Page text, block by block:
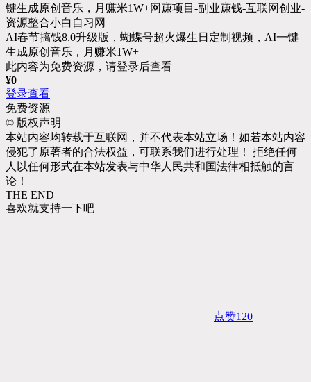
AI春节搞钱8.0升级版，蝴蝶号超火爆生日定制视频，AI一键
生成原创音乐，月赚米1W+
此内容为免费资源，请登录后查看
¥0
登录查看
免费资源
© 版权声明
本站内容均转载于互联网，并不代表本站立场！如若本站内容
侵犯了原著者的合法权益，可联系我们进行处理！ 拒绝任何
人以任何形式在本站发表与中华人民共和国法律相抵触的言
论！
THE END
喜欢就支持一下吧
点赞120